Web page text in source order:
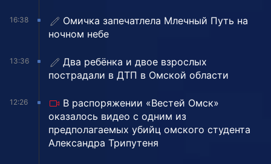
16:38
Омичка запечатлела Млечный Путь на
ночном небе
13:36
Два ребёнка и двое взрослых
пострадали в ДТП в Омской области
12:26
В распоряжении «Вестей Омск»
оказалось видео с одним из
предполагаемых убийц омского студента
Александра Трипутеня